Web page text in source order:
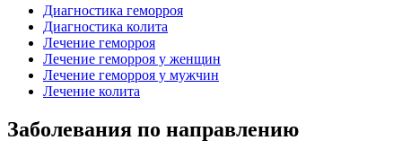
Диагностика геморроя
Диагностика колита
Лечение геморроя
Лечение геморроя у женщин
Лечение геморроя у мужчин
Лечение колита
Заболевания по направлению